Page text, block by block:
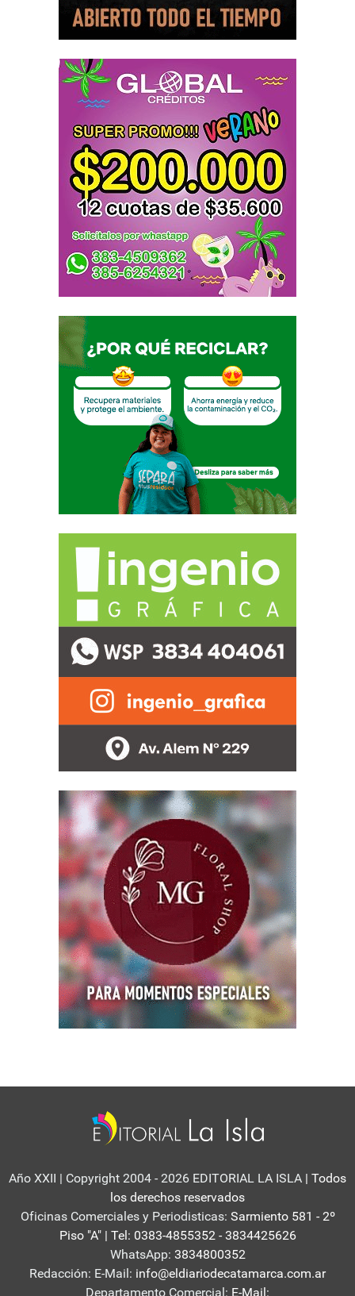
Año XXII | Copyright 2004 - 2026 EDITORIAL LA ISLA | Todos
los derechos reservados
Oficinas Comerciales y Periodisticas: Sarmiento 581 - 2º
Piso "A" | Tel: 0383-4855352 - 3834425626
WhatsApp: 3834800352
Redacción: E-Mail: info@eldiariodecatamarca.com.ar
Departamento Comercial: E-Mail: